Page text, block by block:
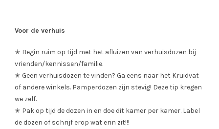
Voor de verhuis
✭ Begin ruim op tijd met het afluizen van verhuisdozen bij
vrienden/kennissen/familie.
✭ Geen verhuisdozen te vinden? Ga eens naar het Kruidvat
of andere winkels. Pamperdozen zijn stevig! Deze tip kregen
we zelf.
✭ Pak op tijd de dozen in en doe dit kamer per kamer. Label
de dozen of schrijf erop wat erin zit!!!